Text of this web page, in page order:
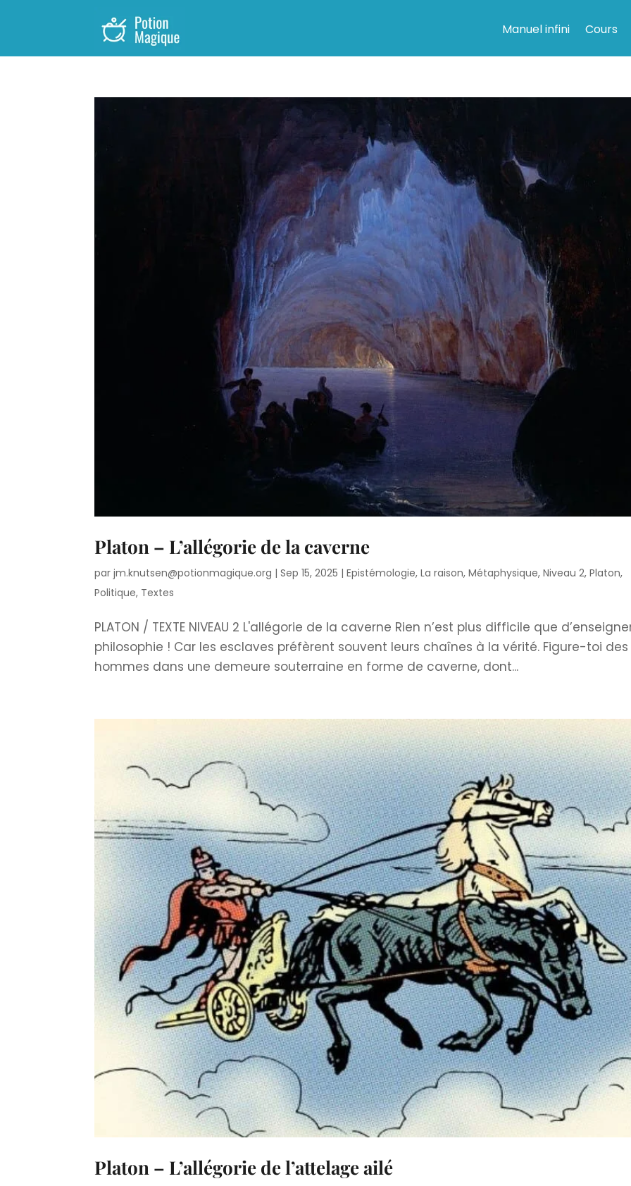
Manuel infini Cours
Platon – L’allégorie de la caverne
parjm.knutsen@potionmagique.org |Sep 15, 2025 |Epistémologie,La raison,Métaphysique,Niveau 2,Platon,
Politique, Textes
PLATON / TEXTE NIVEAU 2 L'allégorie de la caverne Rien n’est plus difficile que
philosophie ! Car les esclaves préfèrent souvent leurs chaînes à la vérité. Figure-toi des
hommes dans une demeure souterraine en forme de caverne, dont...
Platon – L’allégorie de l’attelage ailé